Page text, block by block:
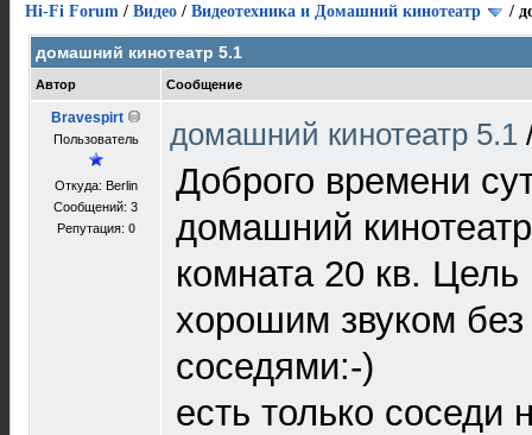
Hi-Fi Forum / Видео / Видеотехника и Домашний кинотеатр /
домашний кинотеатр 5.1
Автор Сообщение
Bravespirt
Пользователь
Откуда: Berlin
Сообщений: 3
Репутация: 0
домашний кинотеатр 5.1
Доброго времени
домашний
комната 20 кв.
хорошим звуком
соседями:-)
есть только соседи